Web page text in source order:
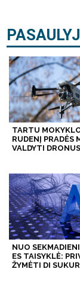
TARTU
RUDENĮ PRADĖS
VALDYTI DRONUS
NUO
ES TAISYKLĖ:
ŽYMĖTI DI